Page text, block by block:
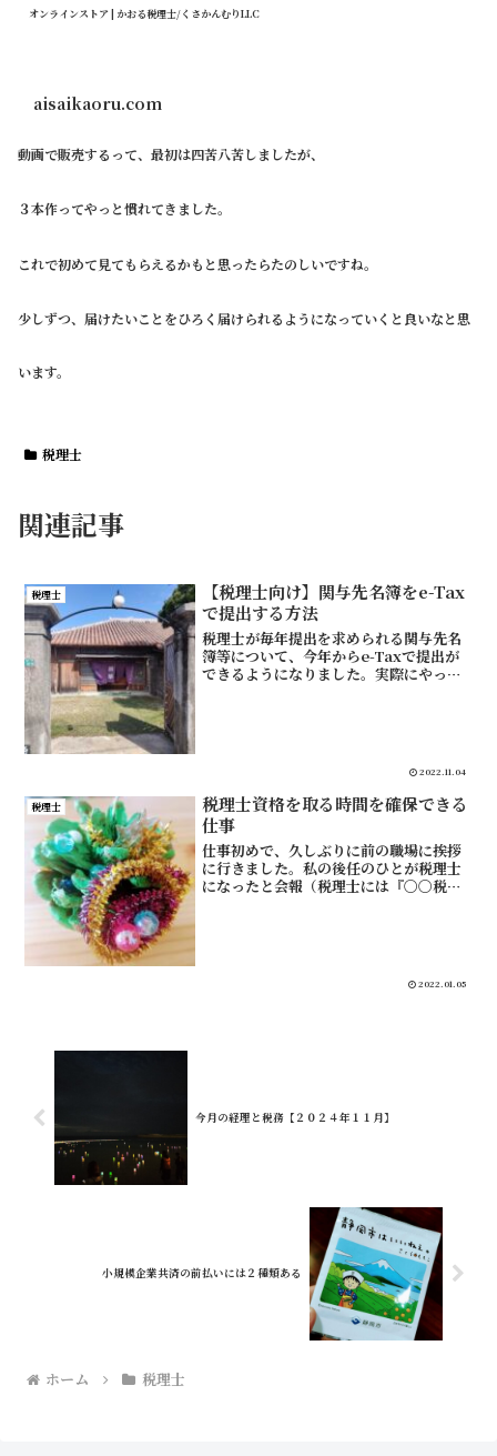
オンラインストア | かおる税理士/くさかんむりLLC
aisaikaoru.com
動画で販売するって、最初は四苦八苦しましたが、
３本作ってやっと慣れてきました。
これで初めて見てもらえるかもと思ったらたのしいですね。
少しずつ、届けたいことをひろく届けられるようになっていくと良いなと思
います。
税理士
関連記事
税理士
【税理士向け】関与先名簿をe-Tax
で提出する方法
税理士が毎年提出を求められる関与先名
簿等について、今年からe-Taxで提出が
できるようになりました。実際にやって
2022.11.04
税理士
税理士資格を取る時間を確保できる
仕事
仕事初めで、久しぶりに前の職場に挨拶
に行きました。私の後任のひとが税理士
になったと会報（税理士には『〇〇税理
2022.01.05
今月の経理と税務【２０２４年１１月】
小規模企業共済の前払いには２種類ある
ホーム 税理士